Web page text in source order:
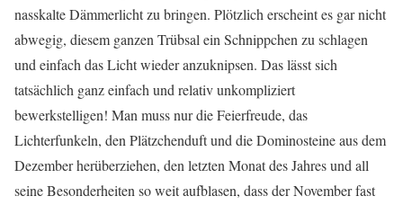
nasskalte Dämmerlicht zu bringen. Plötzlich erscheint es gar nicht
abwegig, diesem ganzen Trübsal ein Schnippchen zu schlagen
und einfach das Licht wieder anzuknipsen. Das lässt sich
tatsächlich ganz einfach und relativ unkompliziert
bewerkstelligen! Man muss nur die Feierfreude, das
Lichterfunkeln, den Plätzchenduft und die Dominosteine aus dem
Dezember herüberziehen, den letzten Monat des Jahres und all
seine Besonderheiten so weit aufblasen, dass der November fast